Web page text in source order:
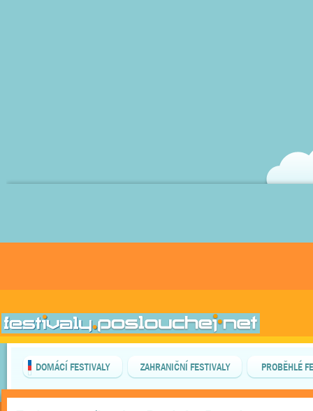
DOMÁCÍ FESTIVALY ZAHRANIČNÍ FESTIVALY PROBĚHLÉ